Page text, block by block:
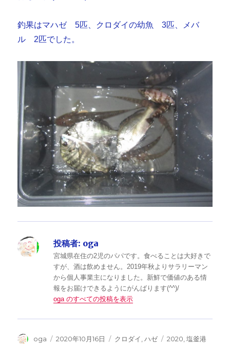
釣果はマハゼ 5匹、クロダイの幼魚 3匹、メバ
ル 2匹でした。
投稿者: oga
宮城県在住の2児のパパです。食べることは大好きで
すが、酒は飲めません。2019年秋よりサラリーマン
から個人事業主になりました。新鮮で価値のある情
報をお届けできるようにがんばります(^^)/
oga のすべての投稿を表示
投
oga
投
2020年10月16日
カ
クロダイ,ハゼ
タ
2020,塩釜港